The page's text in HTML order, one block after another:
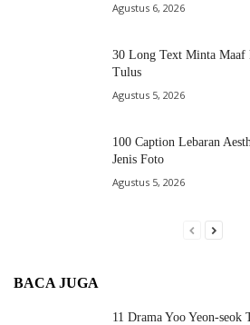
Agustus 6, 2026
30 Long Text Minta Maaf
Tulus
Agustus 5, 2026
100 Caption Lebaran
Jenis Foto
Agustus 5, 2026
BACA JUGA
11 Drama Yoo Yeon-seok